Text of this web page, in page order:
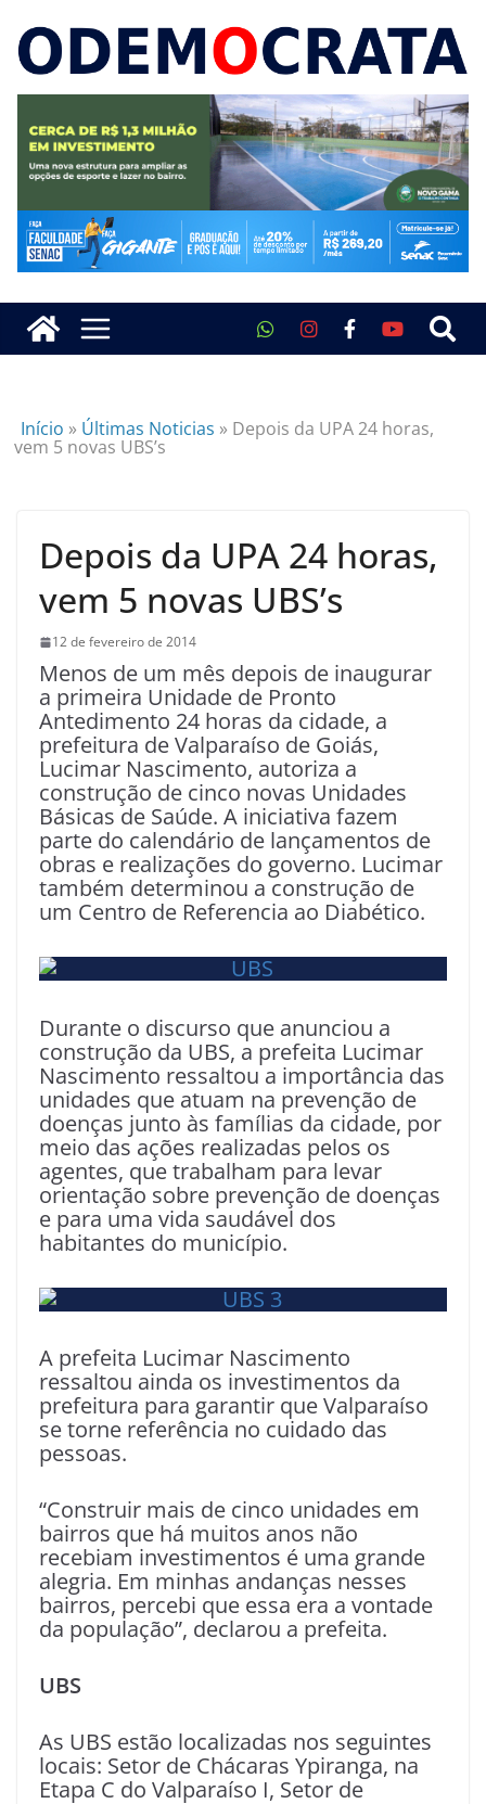
Início » Últimas Noticias » Depois da UPA 24 horas,
vem 5 novas UBS’s
Depois da UPA 24 horas,
vem 5 novas UBS’s
12 de fevereiro de 2014
Menos de um mês depois de inaugurar
a primeira Unidade de Pronto
Antedimento 24 horas da cidade, a
prefeitura de Valparaíso de Goiás,
Lucimar Nascimento, autoriza a
construção de cinco novas Unidades
Básicas de Saúde. A iniciativa fazem
parte do calendário de lançamentos de
obras e realizações do governo. Lucimar
também determinou a construção de
um Centro de Referencia ao Diabético.
Durante o discurso que anunciou a
construção da UBS, a prefeita Lucimar
Nascimento ressaltou a importância das
unidades que atuam na prevenção de
doenças junto às famílias da cidade, por
meio das ações realizadas pelos os
agentes, que trabalham para levar
orientação sobre prevenção de doenças
e para uma vida saudável dos
habitantes do município.
A prefeita Lucimar Nascimento
ressaltou ainda os investimentos da
prefeitura para garantir que Valparaíso
se torne referência no cuidado das
pessoas.
“Construir mais de cinco unidades em
bairros que há muitos anos não
recebiam investimentos é uma grande
alegria. Em minhas andanças nesses
bairros, percebi que essa era a vontade
da população”, declarou a prefeita.
UBS
As UBS estão localizadas nos seguintes
locais: Setor de Chácaras Ypiranga, na
Etapa C do Valparaíso I, Setor de